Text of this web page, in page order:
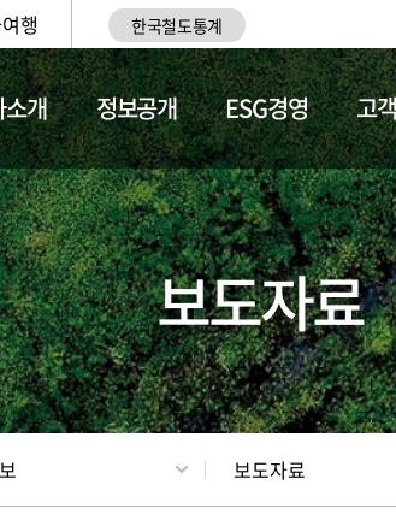
행 한국철도통계
개 정보공개 ESG경영 고
갤러리
보도자료
보도자료